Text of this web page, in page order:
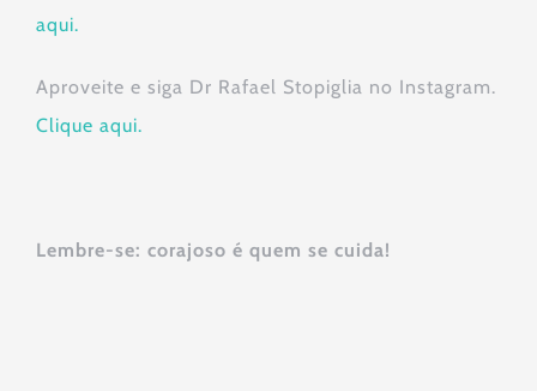
aqui.
Aproveite e siga Dr Rafael Stopiglia no Instagram.
Clique aqui.
Lembre-se: corajoso é quem se cuida!